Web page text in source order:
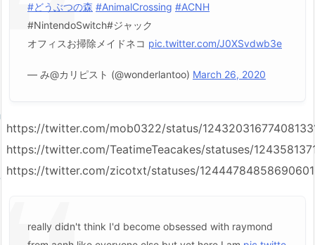
#どうぶつの森 #AnimalCrossing #ACNH
#NintendoSwitch#ジャック
オフィスお掃除メイドネコ pic.twitter.com/J0XSvdwb3e
— み@カリピスト (@wonderlantoo) March 26, 2020
https://twitter.com/mob0322/status/
https://twitter.com/TeatimeTeacakes/statuses/
https://twitter.com/zicotxt/statuses/
really didn't think I'd become obsessed with raymond